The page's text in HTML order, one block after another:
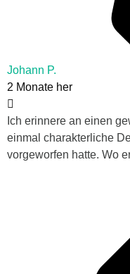
Johann P.
2 Monate her
Ich erinnere an einen
einmal charakterliche
vorgeworfen hatte. Wo